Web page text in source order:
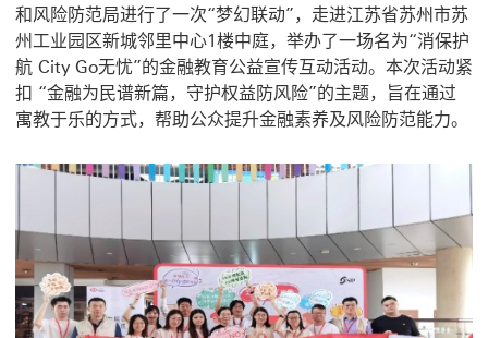
和风险防范局进行了一次“梦幻联动”，走进江苏省苏州市苏
州工业园区新城邻里中心1楼中庭，举办了一场名为“消保护
航 City Go无忧”的金融教育公益宣传互动活动。本次活动紧
扣 “金融为民谱新篇，守护权益防风险”的主题，旨在通过
寓教于乐的方式，帮助公众提升金融素养及风险防范能力。